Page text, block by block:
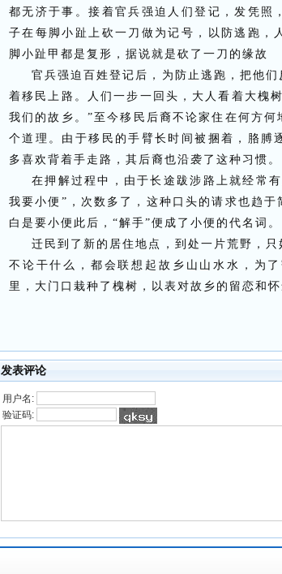
都无济于事。接着官兵强迫人们登记，发凭照
子在每脚小趾上砍一刀做为记号，以防逃跑，
脚小趾甲都是复形，据说就是砍了一刀的缘故
官兵强迫百姓登记后，为防止逃跑，把他
着移民上路。人们一步一回头，大人看着大槐
我们的故乡。”至今移民后裔不论家住在何方
个道理。由于移民的手臂长时间被捆着，胳膊
多喜欢背着手走路，其后裔也沿袭了这种习惯。
在押解过程中，由于长途跋涉路上就经常
我要小便”，次数多了，这种口头的请求也趋
白是要小便此后，“解手”便成了小便的代名词。
迁民到了新的居住地点，到处一片荒野，
不论干什么，都会联想起故乡山山水水，为
里，大门口栽种了槐树，以表对故乡的留恋和怀
发表评论
用户名:
验证码: